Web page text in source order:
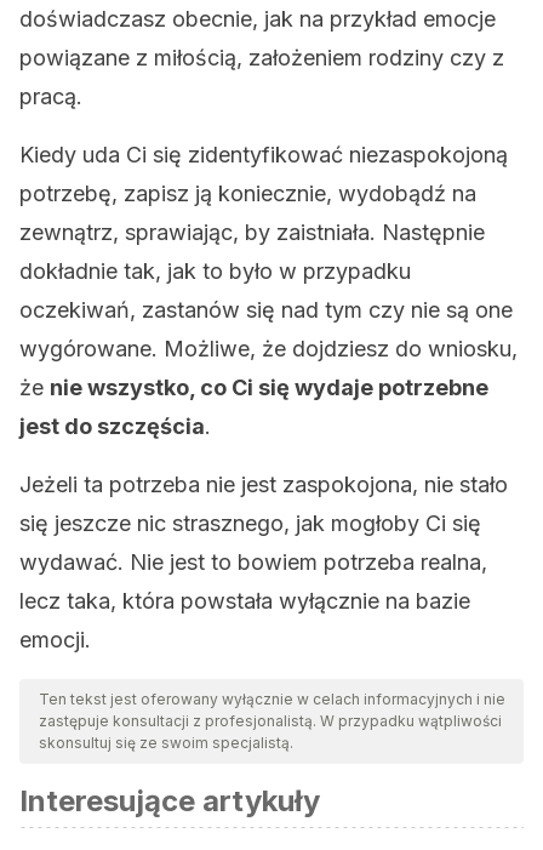
doświadczasz obecnie, jak na przykład emocje
powiązane z miłością, założeniem rodziny czy z
pracą.
Kiedy uda Ci się zidentyfikować niezaspokojoną
potrzebę, zapisz ją koniecznie, wydobądź na
zewnątrz, sprawiając, by zaistniała. Następnie
dokładnie tak, jak to było w przypadku
oczekiwań, zastanów się nad tym czy nie są one
wygórowane. Możliwe, że dojdziesz do wniosku,
że nie wszystko, co Ci się wydaje potrzebne
jest do szczęścia.
Jeżeli ta potrzeba nie jest zaspokojona, nie stało
się jeszcze nic strasznego, jak mogłoby Ci się
wydawać. Nie jest to bowiem potrzeba realna,
lecz taka, która powstała wyłącznie na bazie
emocji.
Ten tekst jest oferowany wyłącznie w celach informacyjnych i nie
zastępuje konsultacji z profesjonalistą. W przypadku wątpliwości
skonsultuj się ze swoim specjalistą.
Interesujące artykuły